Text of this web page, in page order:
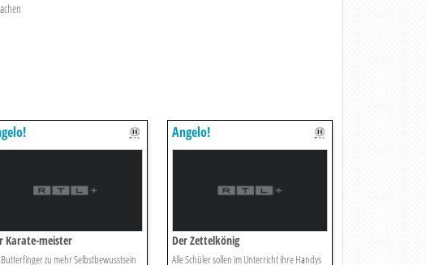
Karate-meister
Butterfinger zu mehr Selbstbewusstsein
Angelo!
Der Zettelkönig
Alle Schüler sollen im Unterricht ihre Handys